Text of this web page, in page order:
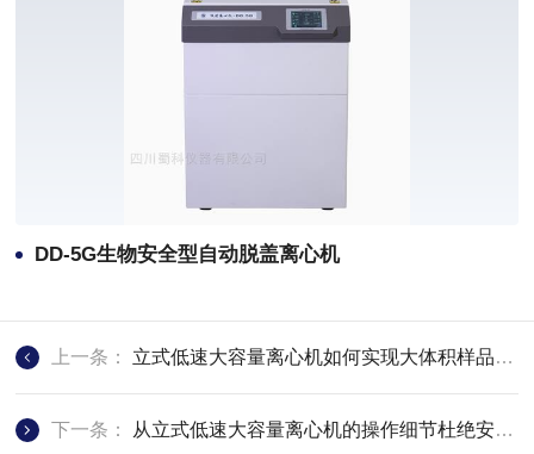
DD-5G生物安全型自动脱盖离心机
上一条： 立式低速大容量离心机如何实现大体积样品的高通量分离
下一条： 从立式低速大容量离心机的操作细节杜绝安全隐患